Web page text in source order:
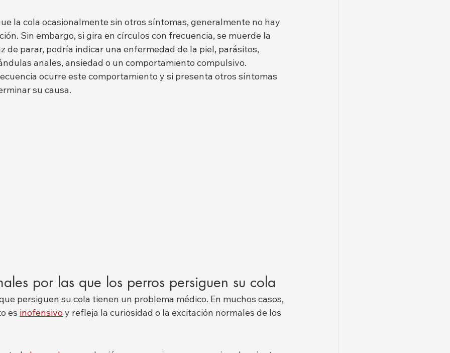
la cola ocasionalmente sin otros síntomas, generalmente no hay
Sin embargo, si gira en círculos con frecuencia, se muerde la
de parar, podría indicar una enfermedad de la piel, parásitos,
anales, ansiedad o un comportamiento compulsivo.
ocurre este comportamiento y si presenta otros síntomas
su causa.
por las que los perros persiguen su cola
persiguen su cola tienen un problema médico. En muchos casos,
es inofensivo y refleja la curiosidad o la excitación normales de los